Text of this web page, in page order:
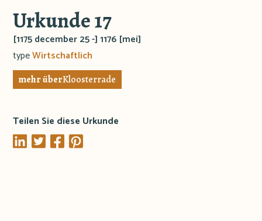
Urkunde 17
[1175 december 25 -] 1176 [mei]
typeWirtschaftlich
mehr überKloosterrade
Teilen Sie diese Urkunde